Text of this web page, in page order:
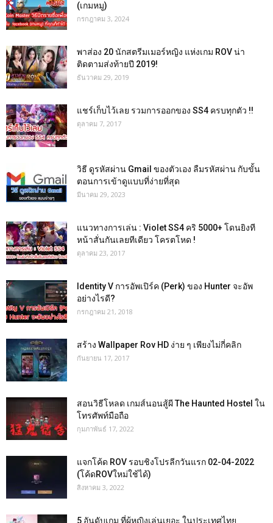
(เกมหมู)
กรกฎาคม 3, 2024
พาส่อง 20 นักสตรีมเมอร์หญิง แห่งเกม ROV น่า
ติดตามส่งท้ายปี 2019!
ธันวาคม 29, 2019
แชร์เก็บไว้เลย รวมการออกของ SS4 ครบทุกตัว !!
ตุลาคม 7, 2017
วิธี ดูรหัสผ่าน Gmail ของตัวเอง ลืมรหัสผ่าน กับขั้น
ตอนการเข้าดูแบบที่ง่ายที่สุด
มีนาคม 29, 2023
แนวทางการเล่น : Violet SS4 คริ 5000+ โดนยิงที
หน้าสั่นกันเลยทีเดียว โครตโหด !
ตุลาคม 23, 2017
Identity V การอัพเปิร์ค (Perk) ของ Hunter จะอัพ
อย่างไรดี?
กรกฎาคม 21, 2018
สร้าง Wallpaper Rov HD ง่าย ๆ เพียงไม่กี่คลิก
กันยายน 17, 2017
สอนวิธีโหลด เกมส์นอนสู้ผี The Haunted Hostel ใน
โทรศัพท์มือถือ
กุมภาพันธ์ 17, 2022
แจกโค้ด ROV รอบชิงโปรลีกวันแรก 02-04-2022
(โค้ดROVใหม่ใช้ได้)
สิงหาคม 3, 2022
5 อันดับเกม ที่ผู้หญิงเล่นเยอะ ในประเทศไทย